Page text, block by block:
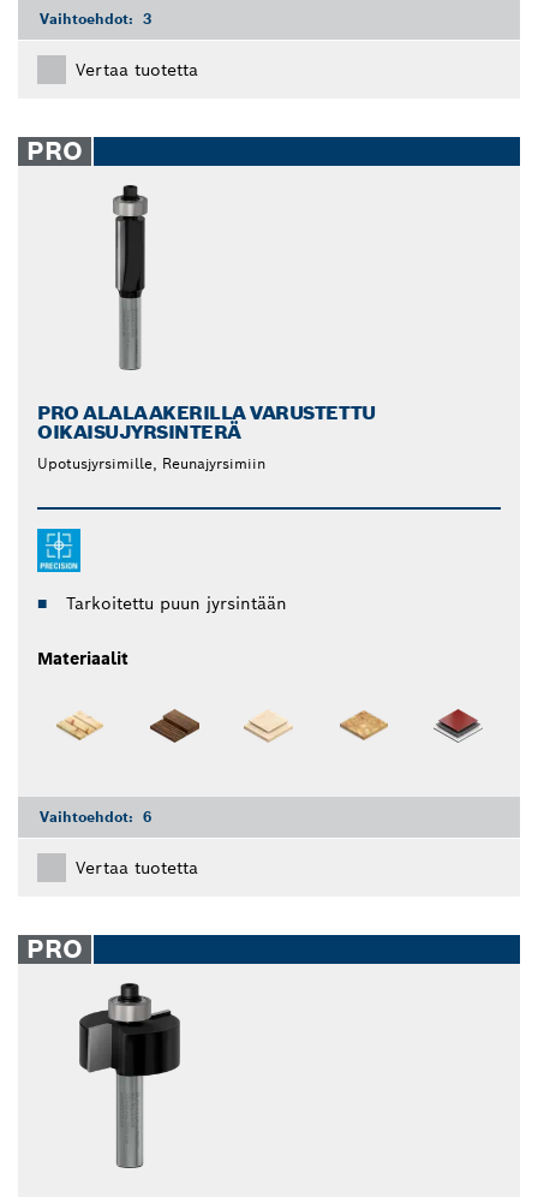
Vaihtoehdot: 3
Vertaa tuotetta
PRO
PRO ALALAAKERILLA VARUSTETTU
OIKAISUJYRSINTERÄ
Upotusjyrsimille, Reunajyrsimiin
Tarkoitettu puun jyrsintään
Materiaalit
Vaihtoehdot: 6
Vertaa tuotetta
PRO